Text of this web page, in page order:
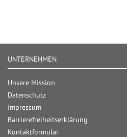
UNTERNEHMEN
Unsere Mission
Datenschutz
Impressum
Barrierefreiheitserklärung
Kontaktformular